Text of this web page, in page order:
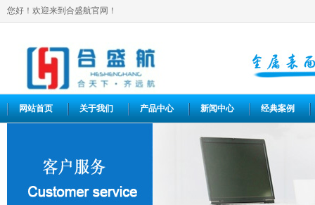
您好！欢迎来到合盛航官网！
网站首页 关于我们 产品中心 新闻中心 经典案例